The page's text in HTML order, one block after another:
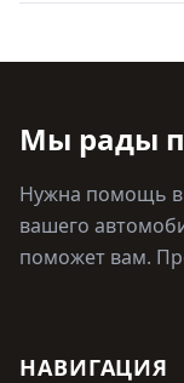
Мы рады
Нужна помощь в
вашего
поможет вам.
НАВИГАЦИЯ